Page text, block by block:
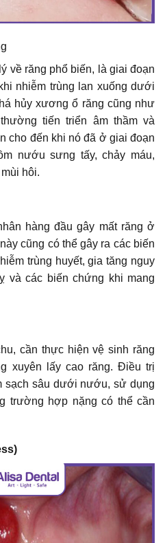
về răng phổ biến, là giai đoạn
nhiễm trùng lan xuống dưới
hủy xương ổ răng cũng như
tiến triển âm thầm và
cho đến khi nó đã ở giai đoạn
nướu sưng tấy, chảy máu,
hôi.
hàng đầu gây mất răng ở
cũng có thể gây ra các biến
trùng huyết, gia tăng nguy
và các biến chứng khi mang
cần thực hiện vệ sinh răng
xuyên lấy cao răng. Điều trị
sạch sâu dưới nướu, sử dụng
trường hợp nặng có thể cần